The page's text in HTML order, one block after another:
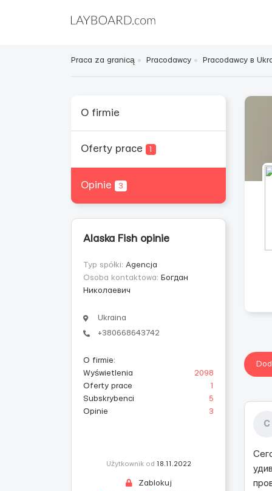
Praca za granicą Pracodawcy Pracodawcy в
O firmie
Oferty prace 1
Opinie 3
Alaska Fish opinie
Typ spółki: Agencja
Osoba kontaktowa: Богдан
Николаевич
Ukraina
+380668643742
O firmie:
Wyświetlenia
2098
Oferty prace
1
Subskrybenci
5
Opinie
3
Użytkownik od 18.11.2022
Zablokuj
С